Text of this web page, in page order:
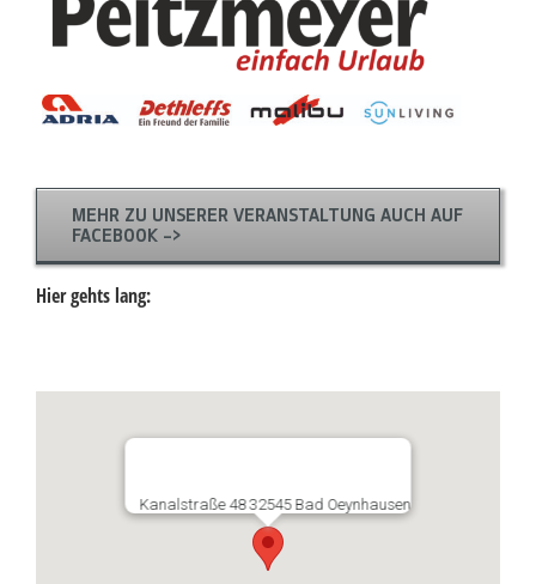
MEHR ZU UNSERER VERANSTALTUNG AUCH AUF
FACEBOOK ->
Hier gehts lang:
Kanalstraße 48 32545 Bad Oeynhausen